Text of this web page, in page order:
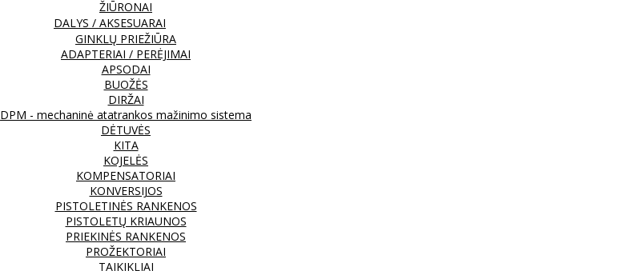
ŽIŪRONAI
DALYS / AKSESUARAI
GINKLŲ PRIEŽIŪRA
ADAPTERIAI / PERĖJIMAI
APSODAI
BUOŽĖS
DIRŽAI
DPM - mechaninė atatrankos mažinimo sistema
DĖTUVĖS
KITA
KOJELĖS
KOMPENSATORIAI
KONVERSIJOS
PISTOLETINĖS RANKENOS
PISTOLETŲ KRIAUNOS
PRIEKINĖS RANKENOS
PROŽEKTORIAI
TAIKIKLIAI